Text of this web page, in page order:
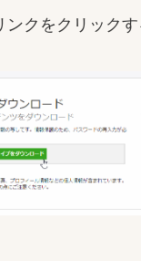
クをクリックす